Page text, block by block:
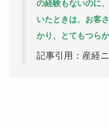
の経験もないのに
いたときは、お客
かり、とてもつらか
記事引用：産経